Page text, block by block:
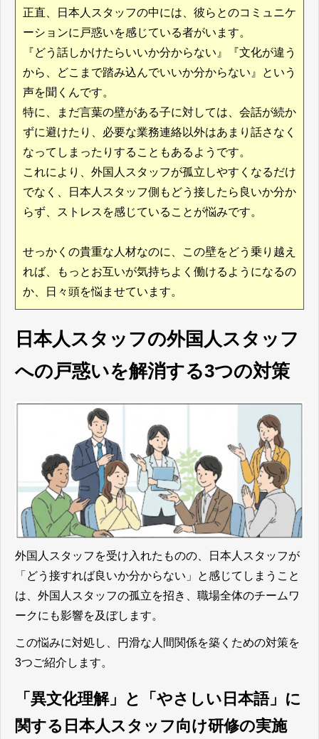
正直、日本人スタッフの中には、彼らとのコミュニケ
ーションに戸惑いを感じている者がいます。
『どう話しかけたらいいか分からない』『文化が違う
から、どこまで踏み込んでいいか分からない』という
声を聞くんです。
特に、まだ言葉の壁がある子に対しては、会話が続か
ずに避けたり、必要な業務連絡以外はあまり話さなく
なってしまったりすることもあるようです。
これにより、外国人スタッフが孤立しやすくなるだけ
でなく、日本人スタッフ側もどう接したら良いか分か
らず、ストレスを感じていることが悩みです。
せっかくの貴重な人材なのに、この壁をどう乗り越え
れば、もっとお互いが気持ちよく働けるようになるの
か、日々頭を悩ませています。
日本人スタッフの外国人スタッフ
への戸惑いを解消する3つの対策
外国人スタッフを受け入れたものの、日本人スタッフが
「どう接すれば良いか分からない」と感じてしまうこと
は、外国人スタッフの孤立を招き、職場全体のチームワ
ークにも影響を及ぼします。
この悩みに対処し、円滑な人間関係を築くための対策を
3つご紹介します。
「異文化理解」と「やさしい日本語」に
関する日本人スタッフ向け研修の実施